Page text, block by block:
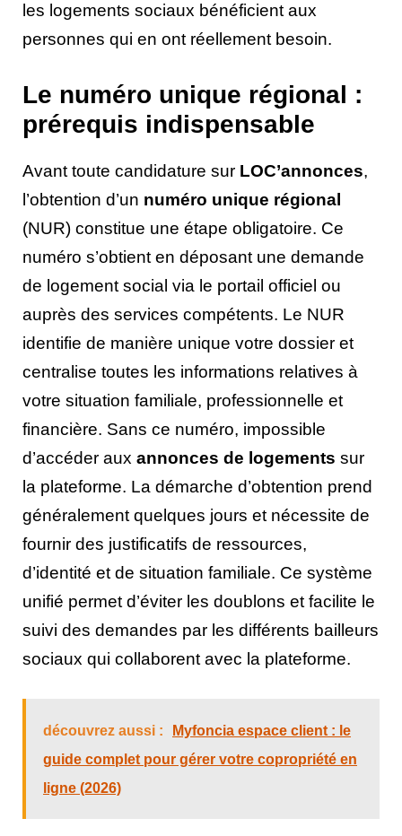
les logements sociaux bénéficient aux
personnes qui en ont réellement besoin.
Le numéro unique régional :
prérequis indispensable
Avant toute candidature sur LOC’annonces,
l’obtention d’un numéro unique régional
(NUR) constitue une étape obligatoire. Ce
numéro s’obtient en déposant une demande
de logement social via le portail officiel ou
auprès des services compétents. Le NUR
identifie de manière unique votre dossier et
centralise toutes les informations relatives à
votre situation familiale, professionnelle et
financière. Sans ce numéro, impossible
d’accéder aux annonces de logements sur
la plateforme. La démarche d’obtention prend
généralement quelques jours et nécessite de
fournir des justificatifs de ressources,
d’identité et de situation familiale. Ce système
unifié permet d’éviter les doublons et facilite le
suivi des demandes par les différents bailleurs
sociaux qui collaborent avec la plateforme.
découvrez aussi :
Myfoncia espace client : le
guide complet pour gérer votre copropriété en
ligne (2026)